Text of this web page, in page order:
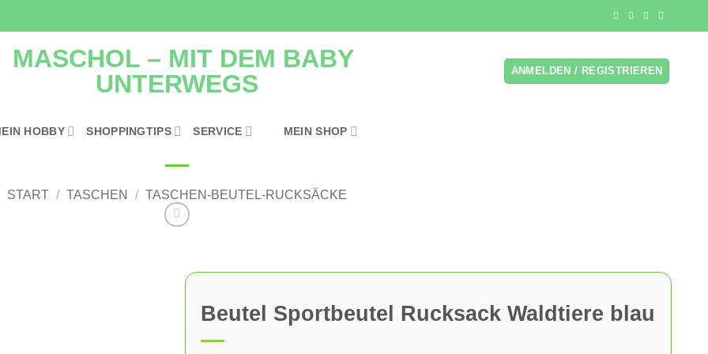
ANMELDEN / REGISTRIEREN
HOBBY SHOPPINGTIPS SERVICE MEIN SHOP
START / TASCHEN / TASCHEN-BEUTEL-RUCKSÄCKE
Beutel Sportbeutel Rucksack Waldtiere blau